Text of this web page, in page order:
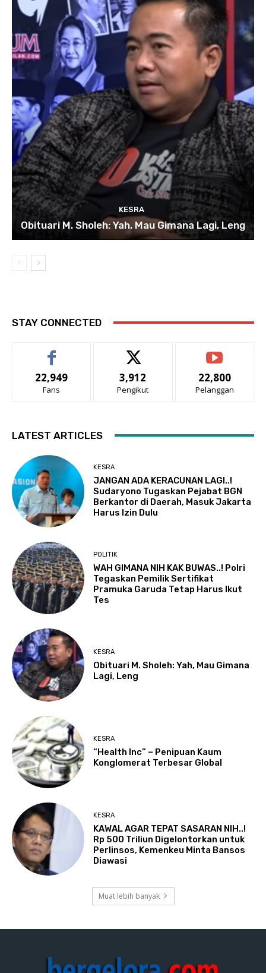
KESRA
Obituari M. Sholeh: Yah, Mau Gimana Lagi, Leng
STAY CONNECTED
22,949
Fans
3,912
Pengikut
22,800
Pelanggan
LATEST ARTICLES
KESRA
JANGAN ADA KERACUNAN LAGI..!
Sudaryono Tugaskan Pejabat BGN
Berkantor di Daerah, Masuk Jakarta
Harus Izin Dulu
POLITIK
WAH GIMANA NIH KAK BUWAS..! Polri
Tegaskan Pemilik Sertifikat
Pramuka Garuda Tetap Harus Ikut
Tes
KESRA
Obituari M. Sholeh: Yah, Mau Gimana
Lagi, Leng
KESRA
“Health Inc” – Penipuan Kaum
Konglomerat Terbesar Global
KESRA
KAWAL AGAR TEPAT SASARAN NIH..!
Rp 500 Triliun Digelontorkan untuk
Perlinsos, Kemenkeu Minta Bansos
Diawasi
Muat lebih banyak